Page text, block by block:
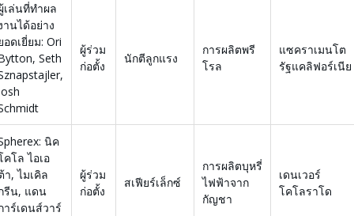
เล่นที่ทำผล
านได้อย่าง
อดเยี่ยม: Ori
Seth
ผู้ร่วม
ก่อตั้ง
นักตีลูกแรง
การผลิตพรี
โรล
แซคราเมนโต
รัฐแคลิฟอร์เนีย
นิค
คโล ไอเอ
า, ไมเคิล
รีน, แดน
าร์เดนส์วาร์
ผู้ร่วม
ก่อตั้ง
สเฟียร์เล็กซ์
การผลิตบุหรี่
ไฟฟ้าจาก
กัญชา
เดนเวอร์
โคโลราโด